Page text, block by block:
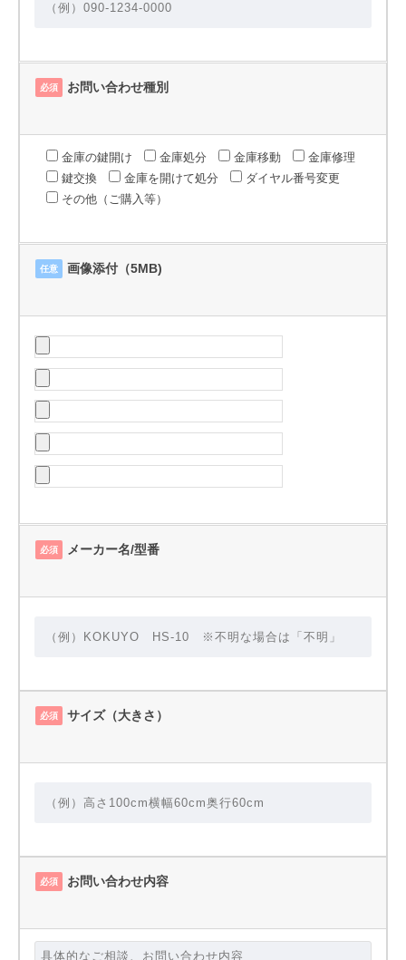
必須 お問い合わせ種別
金庫の鍵開け 金庫処分 金庫移動
金庫修理
鍵交換
金庫を開けて処分
ダイヤル番号変更
その他（ご購入等）
任意 画像添付（5MB)
必須 メーカー名/型番
必須 サイズ（大きさ）
必須 お問い合わせ内容